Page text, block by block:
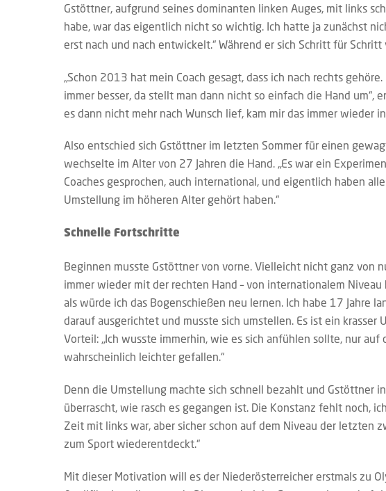
Gstöttner, aufgrund seines dominanten linken Auges, mit links
habe, war das eigentlich nicht so wichtig. Ich hatte ja zunächst
erst nach und nach entwickelt.“ Während er sich Schritt für
„Schon 2013 hat mein Coach gesagt, dass ich nach rechts
immer besser, da stellt man dann nicht so einfach die Hand um“,
es dann nicht mehr nach Wunsch lief, kam mir das immer wieder
Also entschied sich Gstöttner im letzten Sommer für einen
wechselte im Alter von 27 Jahren die Hand. „Es war ein
Coaches gesprochen, auch international, und eigentlich haben
Umstellung im höheren Alter gehört haben.“
Schnelle Fortschritte
Beginnen musste Gstöttner von vorne. Vielleicht nicht ganz von
immer wieder mit der rechten Hand – von internationalem
als würde ich das Bogenschießen neu lernen. Ich habe 17 Jahre
darauf ausgerichtet und musste sich umstellen. Es ist ein krasser
Vorteil: „Ich wusste immerhin, wie es sich anfühlen sollte, nur
wahrscheinlich leichter gefallen.“
Denn die Umstellung machte sich schnell bezahlt und Gstöttner
überrascht, wie rasch es gegangen ist. Die Konstanz fehlt noch,
Zeit mit links war, aber sicher schon auf dem Niveau der letzten
zum Sport wiederentdeckt.“
Mit dieser Motivation will es der Niederösterreicher erstmals zu